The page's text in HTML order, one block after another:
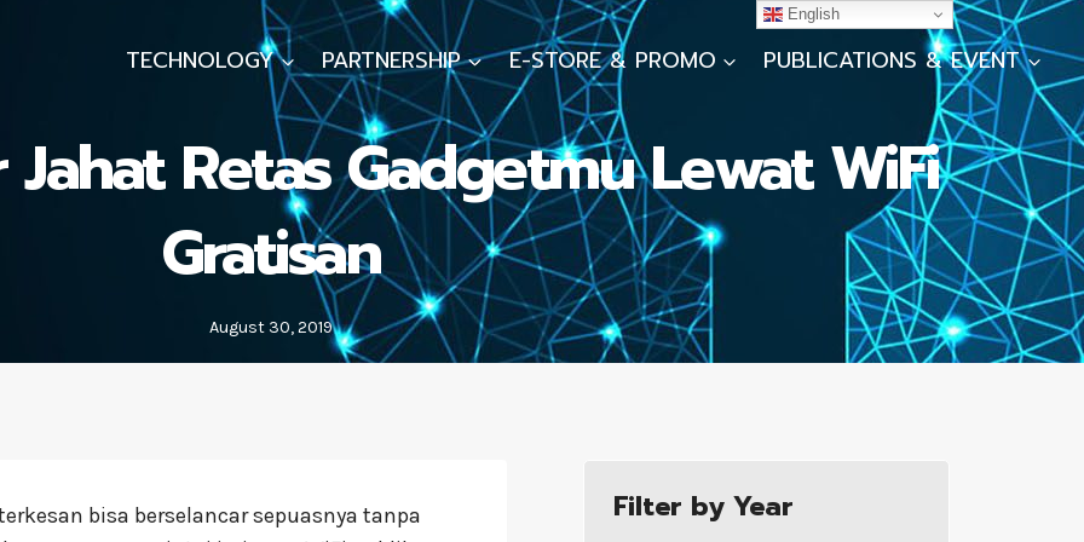
TECHNOLOGY PARTNERSHIP E-STORE & PROMO PUBLICATIONS & EVENT
Jahat Retas Gadgetmu Lewat WiFi
Gratisan
August 30, 2019
bisa berselancar sepuasnya tanpa
Filter by Year
English